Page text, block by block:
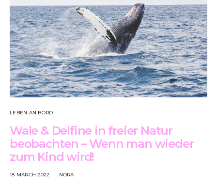
LEBEN AN BORD
Wale & Delfine in freier Natur
beobachten – Wenn man wieder
zum Kind wird!
18 MARCH 2022 NORA